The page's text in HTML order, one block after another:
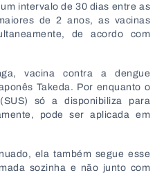
intervalo de 30 dias entre as
de 2 anos, as vacinas
de acordo com
vacina contra a dengue
Takeda. Por enquanto o
só a disponibiliza para
pode ser aplicada em
ela também segue esse
sozinha e não junto com